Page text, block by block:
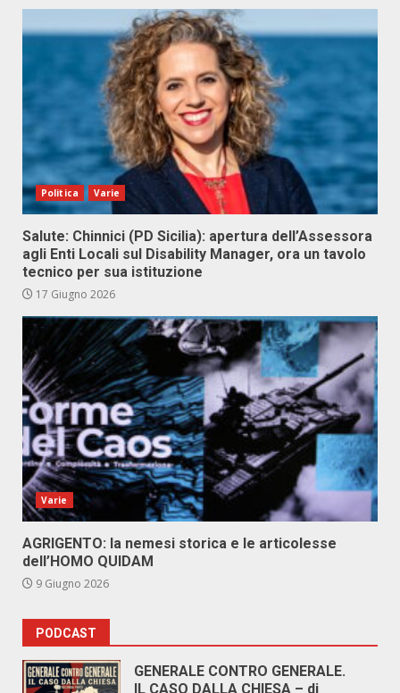
Politica Varie
Salute: Chinnici (PD Sicilia): apertura dell’Assessora
agli Enti Locali sul Disability Manager, ora un tavolo
tecnico per sua istituzione
17 Giugno 2026
Varie
AGRIGENTO: la nemesi storica e le articolesse
dell’HOMO QUIDAM
9 Giugno 2026
PODCAST
GENERALE CONTRO GENERALE.
IL CASO DALLA CHIESA – di